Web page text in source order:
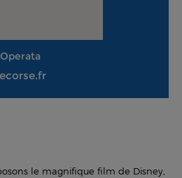
le magnifique film de Disney,